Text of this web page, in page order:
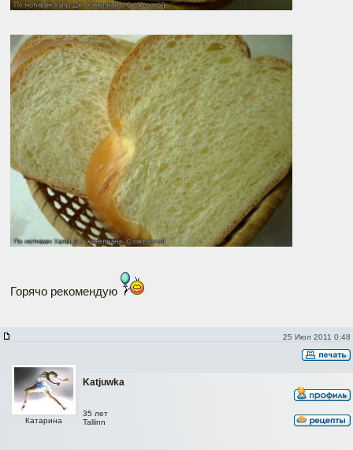
Горячо рекомендую
25 Июл 2011 0:48
Katjuwka
Катарина
35 лет
Tallinn